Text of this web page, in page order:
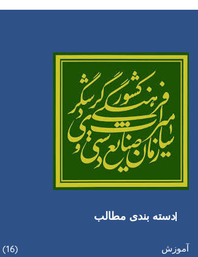
دسته بندی مطالب
آموزش (16)